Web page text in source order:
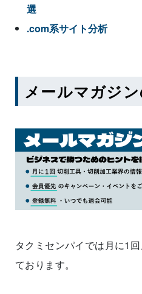
選
.com系サイト分析
メールマガジ
タクミセンパイでは月に1
ております。